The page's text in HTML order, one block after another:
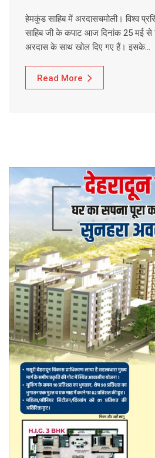
हेमकुंड साहिब में अरदासचमोली। विश्व
साहिब जी के कपाट आज दिनांक 25 मई से
अरदास के साथ खोल दिए गए हैं। इसके…
Read More